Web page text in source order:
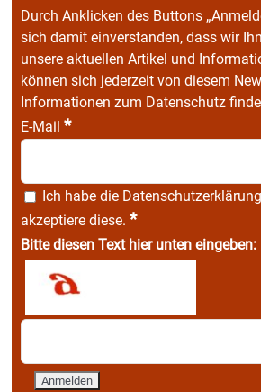
Durch Anklicken des Buttons
sich damit einverstanden, dass wir
unsere aktuellen Artikel und
können sich jederzeit von diesem
Informationen zum Datenschutz
E-Mail *
Ich habe die Datenschutzerklärung
akzeptiere diese. *
Bitte diesen Text hier unten eingeben: